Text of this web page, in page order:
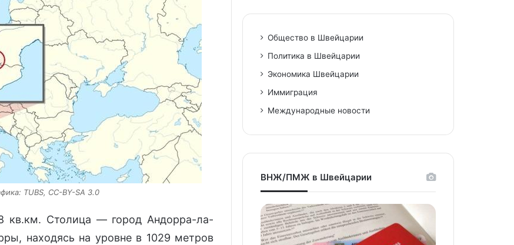
TUВS, CC-BY-SA 3.0
кв.км. Столица — город Андорра-ла-
находясь на уровне в 1029 метров
Общество в Швейцарии
Политика в Швейцарии
Экономика Швейцарии
Иммиграция
Международные новости
ВНЖ/ПМЖ в Швейцарии